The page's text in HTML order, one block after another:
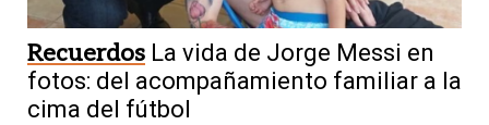
Recuerdos La vida de Jorge Messi en
fotos: del acompañamiento familiar a la
cima del fútbol